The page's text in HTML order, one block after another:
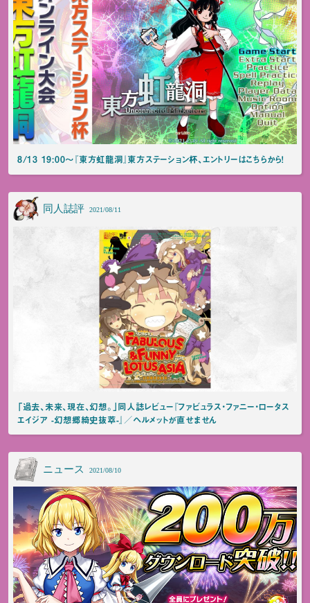
8/13 19:00～『東方虹龍洞』東方ステーション杯、エントリーはこちらから！
同人誌評 2021/08/11
「過去、未来、現在、幻想。」同人誌レビュー『ファビュラス・ファニー・ロータス
エイジア -幻想郷綺史抜萃-』／ヘルメットが直せません
ニュース 2021/08/10